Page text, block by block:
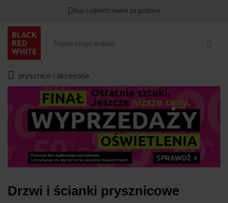
DODATKOWE -3%PRZY ZAKUPIE 2
Kup i odbierz nawet za godzinę
prysznice i akcesoria
Drzwi i ścianki prysznicowe